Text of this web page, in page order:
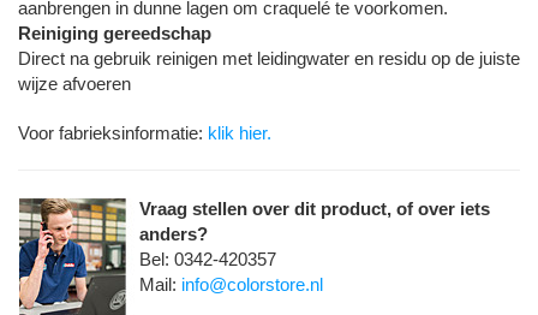
aanbrengen in dunne lagen om craquelé te voorkomen.
Reiniging gereedschap
Direct na gebruik reinigen met leidingwater en residu op de juiste
wijze afvoeren
Voor fabrieksinformatie: klik hier.
Vraag stellen over dit product, of over iets
anders?
Bel: 0342-420357
Mail: info@colorstore.nl